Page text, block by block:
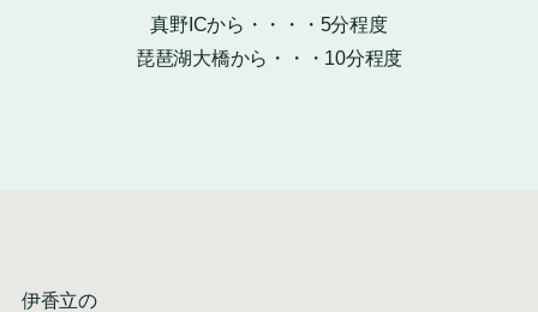
真野ICから・・・・5分程度
琵琶湖大橋から・・・10分程度
伊香立の